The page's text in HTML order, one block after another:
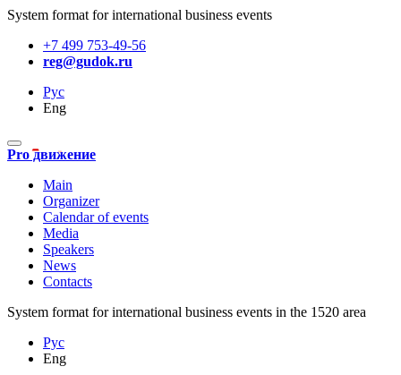
System format for international business events
+7 499 753-49-56
reg@gudok.ru
Рус
Eng
Pro движение
Main
Organizer
Calendar of events
Media
Speakers
News
Contacts
System format for international business events in the 1520 area
Рус
Eng